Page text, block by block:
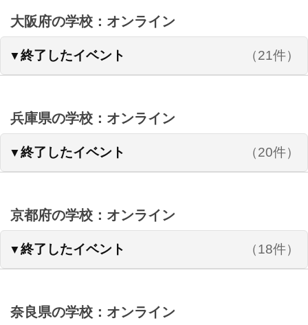
大阪府の学校：オンライン
終了したイベント （21件）
兵庫県の学校：オンライン
終了したイベント （20件）
京都府の学校：オンライン
終了したイベント （18件）
奈良県の学校：オンライン